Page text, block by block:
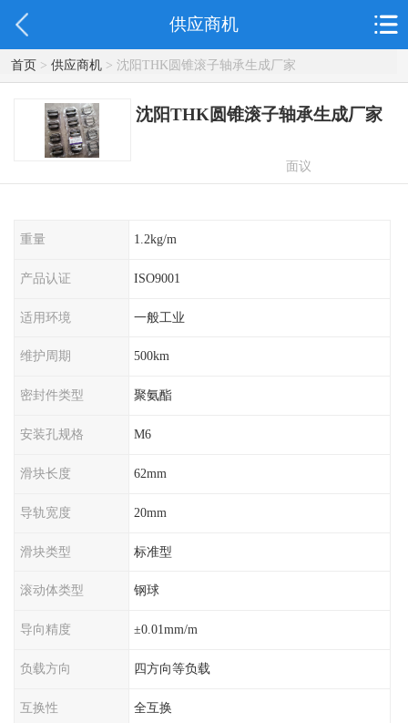
供应商机
首页> 供应商机> 沈阳THK圆锥滚子轴承生成厂家
沈阳THK圆锥滚子轴承生成厂家
面议
重量 1.2kg/m
产品认证 ISO9001
适用环境 一般工业
维护周期 500km
密封件类型 聚氨酯
安装孔规格 M6
滑块长度 62mm
导轨宽度 20mm
滑块类型 标准型
滚动体类型 钢球
导向精度 ±0.01mm/m
负载方向 四方向等负载
互换性 全互换